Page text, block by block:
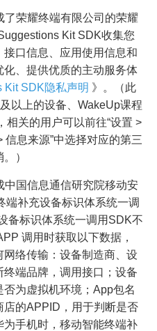
了荣耀终端有限公司的荣耀
Kit SDK收集您
口信息、应用使用信息和
、提供优质的主动服务体
Kit SDK隐私声明 》。（此
以上的设备、WakeUp课程
相关的用户可以前往“设置 >
息来源”中选择对应的第三
）
中国信息通信研究院移动安
端补充设备标识体系统一调
备标识体系统一调用SDK不
调用时获取以下数据，
络传输：设备制造商、设
端品牌，调用接口；设备
为虚拟机环境；App包名
店的APPID，用于判断是否
手机时，移动智能终端补